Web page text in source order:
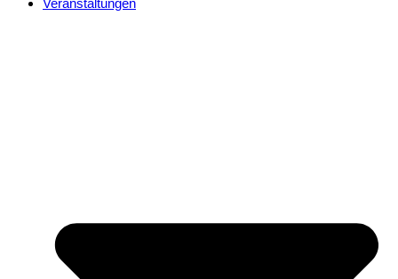
Veranstaltungen